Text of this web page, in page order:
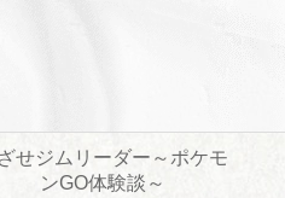
せジムリーダー～ポケモ
ンGO体験談～